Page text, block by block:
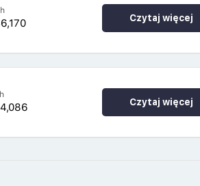
Czytaj więcej
Czytaj więcej